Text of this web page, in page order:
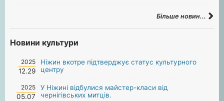
Більше новин...
Новини культури
2025
12.29
Ніжин вкотре підтверджує статус культурного
центру
2025
05.07
У Ніжині відбулися майстер-класи від
чернігівських митців.